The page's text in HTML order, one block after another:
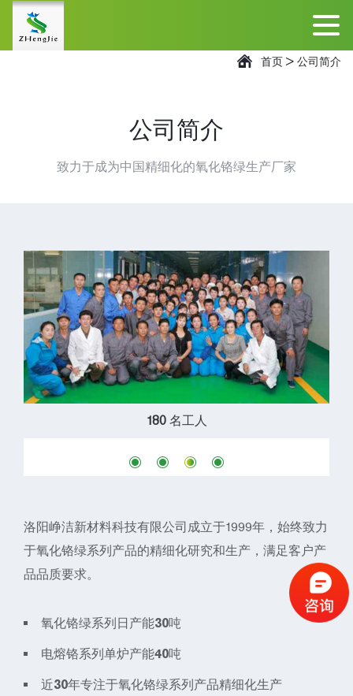
首页 > 公司简介
公司简介
致力于成为中国精细化的氧化铬绿生产厂家
180名工人
洛阳峥洁新材料科技有限公司成立于1999年，始终致力
于氧化铬绿系列产品的精细化研究和生产，满足客户产
品品质要求。
氧化铬绿系列日产能30吨
电熔铬系列单炉产能40吨
近30年专注于氧化铬绿系列产品精细化生产